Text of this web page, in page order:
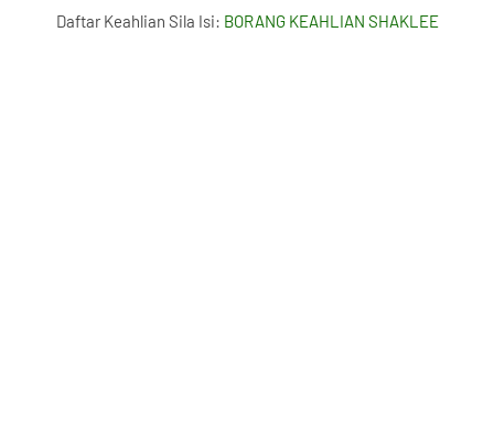
Daftar Keahlian Sila Isi: BORANG KEAHLIAN SHAKLEE